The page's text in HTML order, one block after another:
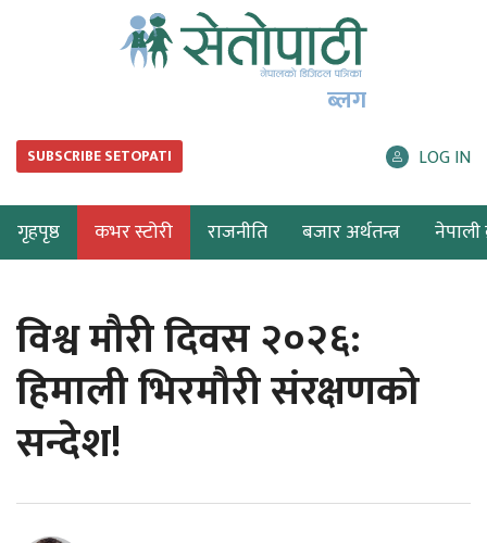
ब्लग
SUBSCRIBE SETOPATI LOG IN
गृहपृष्ठ कभर स्टोरी राजनीति बजार अर्थतन्त्र नेपाली
विश्व मौरी दिवस २०२६:
हिमाली भिरमौरी संरक्षणको
सन्देश!